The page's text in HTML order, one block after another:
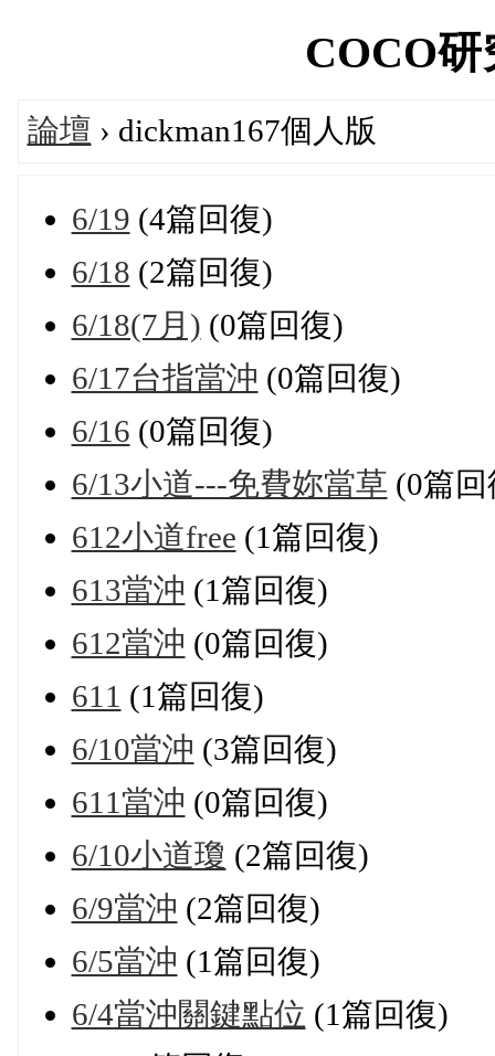
COCO
論壇 › dickman167個人版
6/19 (4篇回復)
6/18 (2篇回復)
6/18(7月) (0篇回復)
6/17台指當沖 (0篇回復)
6/16 (0篇回復)
6/13小道---免費妳當草 (0篇回
612小道free (1篇回復)
613當沖 (1篇回復)
612當沖 (0篇回復)
611 (1篇回復)
6/10當沖 (3篇回復)
611當沖 (0篇回復)
6/10小道瓊 (2篇回復)
6/9當沖 (2篇回復)
6/5當沖 (1篇回復)
6/4當沖關鍵點位 (1篇回復)